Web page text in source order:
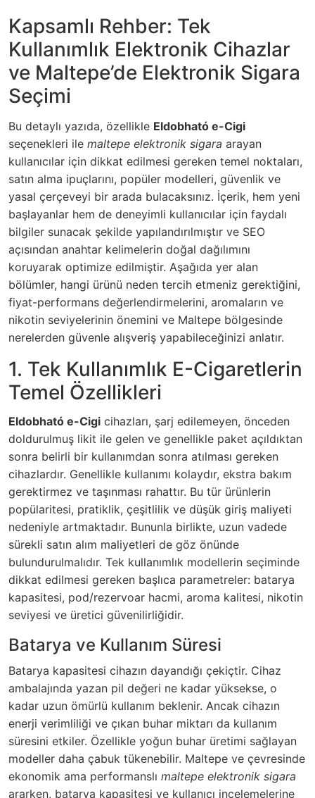
Kapsamlı Rehber: Tek
Kullanımlık Elektronik Cihazlar
ve Maltepe’de Elektronik Sigara
Seçimi
Bu detaylı yazıda, özellikle Eldobható e-Cigi
seçenekleri ile maltepe elektronik sigara arayan
kullanıcılar için dikkat edilmesi gereken temel noktaları,
satın alma ipuçlarını, popüler modelleri, güvenlik ve
yasal çerçeveyi bir arada bulacaksınız. İçerik, hem yeni
başlayanlar hem de deneyimli kullanıcılar için faydalı
bilgiler sunacak şekilde yapılandırılmıştır ve SEO
açısından anahtar kelimelerin doğal dağılımını
koruyarak optimize edilmiştir. Aşağıda yer alan
bölümler, hangi ürünü neden tercih etmeniz gerektiğini,
fiyat-performans değerlendirmelerini, aromaların ve
nikotin seviyelerinin önemini ve Maltepe bölgesinde
nerelerden güvenle alışveriş yapabileceğinizi anlatır.
1. Tek Kullanımlık E-Cigaretlerin
Temel Özellikleri
Eldobható e-Cigi cihazları, şarj edilemeyen, önceden
doldurulmuş likit ile gelen ve genellikle paket açıldıktan
sonra belirli bir kullanımdan sonra atılması gereken
cihazlardır. Genellikle kullanımı kolaydır, ekstra bakım
gerektirmez ve taşınması rahattır. Bu tür ürünlerin
popülaritesi, pratiklik, çeşitlilik ve düşük giriş maliyeti
nedeniyle artmaktadır. Bununla birlikte, uzun vadede
sürekli satın alım maliyetleri de göz önünde
bulundurulmalıdır. Tek kullanımlık modellerin seçiminde
dikkat edilmesi gereken başlıca parametreler: batarya
kapasitesi, pod/rezervoar hacmi, aroma kalitesi, nikotin
seviyesi ve üretici güvenilirliğidir.
Batarya ve Kullanım Süresi
Batarya kapasitesi cihazın dayandığı çekiçtir. Cihaz
ambalajında yazan pil değeri ne kadar yüksekse, o
kadar uzun ömürlü kullanım beklenir. Ancak cihazın
enerji verimliliği ve çıkan buhar miktarı da kullanım
süresini etkiler. Özellikle yoğun buhar üretimi sağlayan
modeller daha çabuk tükenebilir. Maltepe ve çevresinde
ekonomik ama performanslı maltepe elektronik sigara
ararken, batarya kapasitesi ve kullanıcı incelemelerine